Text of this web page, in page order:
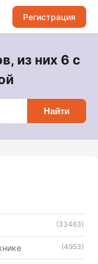
Регистрация
из них 6 с
Найти
(33463)
(4953)